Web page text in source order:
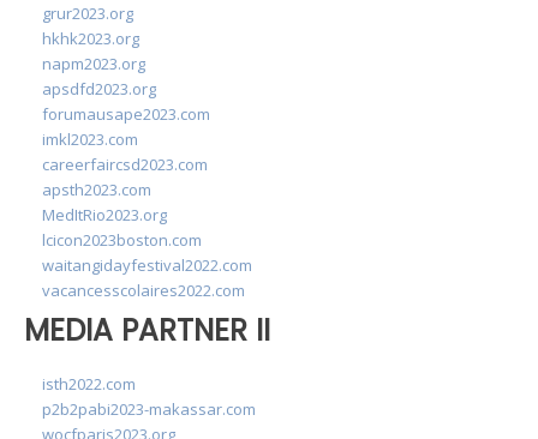
grur2023.org
hkhk2023.org
napm2023.org
apsdfd2023.org
forumausape2023.com
imkl2023.com
careerfaircsd2023.com
apsth2023.com
MedItRio2023.org
lcicon2023boston.com
waitangidayfestival2022.com
vacancesscolaires2022.com
MEDIA PARTNER II
isth2022.com
p2b2pabi2023-makassar.com
wocfparis2023.org